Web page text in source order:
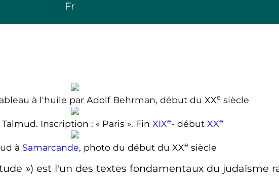
Fr
à l'huile par Adolf Behrman, début du XXe siècle
Inscription : « Paris ». Fin XIXe- début XXe
à Samarcande, photo du début du XXe siècle
») est l'un des textes fondamentaux du judaïsme